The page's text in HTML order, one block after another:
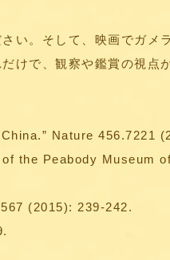
い。そして、映画でガメ
けで、観察や鑑賞の視点
Nature 456.7221
the Peabody Museum
(2015): 239-242.